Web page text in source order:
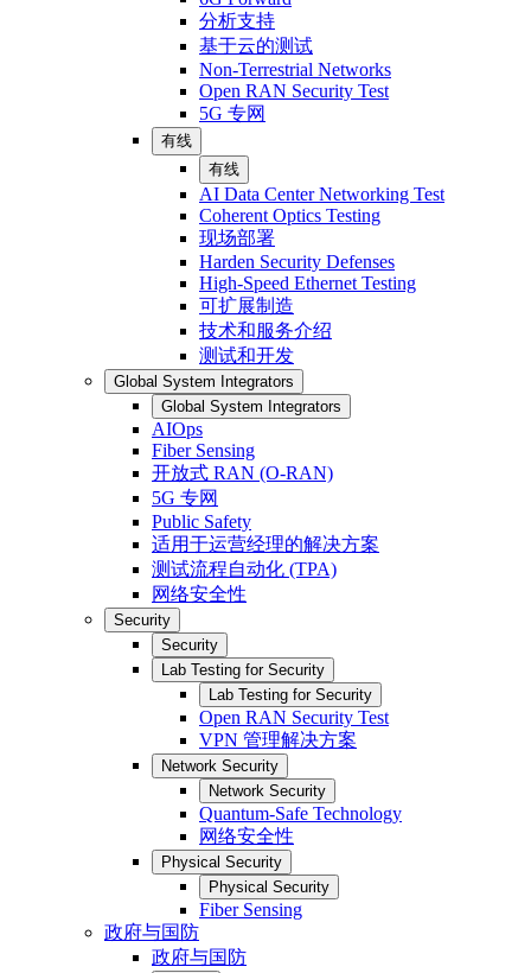
分析支持
基于云的测试
Non-Terrestrial Networks
Open RAN Security Test
5G 专网
有线
有线
AI Data Center Networking Test
Coherent Optics Testing
现场部署
Harden Security Defenses
High-Speed Ethernet Testing
可扩展制造
技术和服务介绍
测试和开发
Global System Integrators
Global System Integrators
AIOps
Fiber Sensing
开放式 RAN (O-RAN)
5G 专网
Public Safety
适用于运营经理的解决方案
测试流程自动化 (TPA)
网络安全性
Security
Security
Lab Testing for Security
Lab Testing for Security
Open RAN Security Test
VPN 管理解决方案
Network Security
Network Security
Quantum-Safe Technology
网络安全性
Physical Security
Physical Security
Fiber Sensing
政府与国防
政府与国防